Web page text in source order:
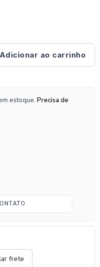
Adicionar ao carrinho
estoque. Precisa de